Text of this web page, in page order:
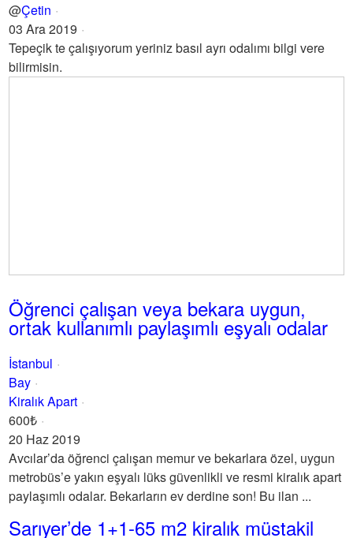
@Çetin
03 Ara 2019
Tepeçik te çalışıyorum yeriniz basıl ayrı odalımı bilgi vere
bilirmisin.
Öğrenci çalışan veya bekara uygun,
ortak kullanımlı paylaşımlı eşyalı odalar
İstanbul
Bay
Kiralık Apart
600₺
20 Haz 2019
Avcılar’da öğrenci çalışan memur ve bekarlara özel, uygun
metrobüs’e yakın eşyalı lüks güvenlikli ve resmi kiralık apart
paylaşımlı odalar. Bekarların ev derdine son! Bu ilan ...
Sarıyer’de 1+1-65 m2 kiralık müstakil